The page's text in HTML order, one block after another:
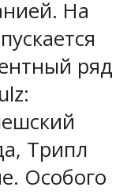
На
ряд
Трипл
Особого